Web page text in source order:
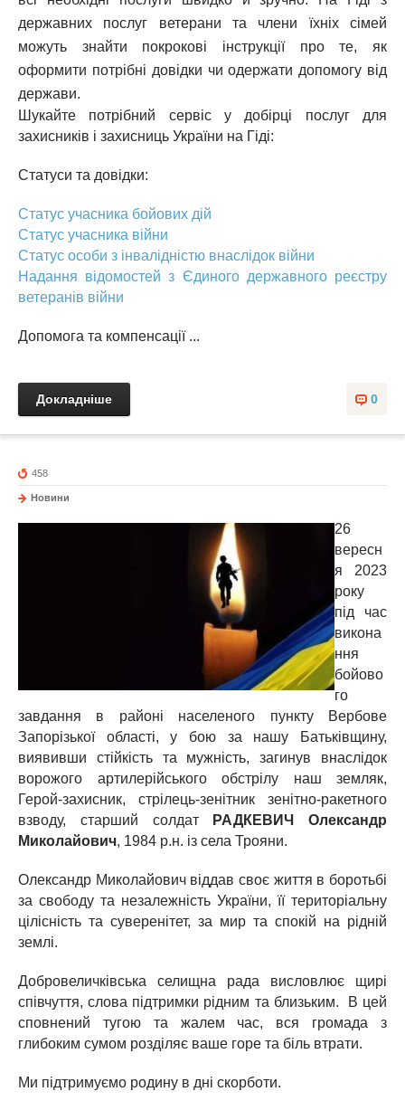
державних послуг ветерани та члени їхніх сімей
можуть знайти покрокові інструкції про те, як
оформити потрібні довідки чи одержати допомогу від
держави.
Шукайте потрібний сервіс у добірці послуг для
захисників і захисниць України на Гіді:
Статуси та довідки:
Статус учасника бойових дій
Статус учасника війни
Статус особи з інвалідністю внаслідок війни
Надання відомостей з Єдиного державного реєстру
ветеранів війни
Допомога та компенсації ...
0
Докладніше
458
Новини
26
вересн
я 2023
року
під час
викона
ння
бойово
го
завдання в районі населеного пункту Вербове
Запорізької області, у бою за нашу Батьківщину,
виявивши стійкість та мужність, загинув внаслідок
ворожого артилерійського обстрілу наш земляк,
Герой-захисник, стрілець-зенітник зенітно-ракетного
взводу, старший солдат
РАДКЕВИЧ Олександр
Миколайович, 1984 р.н. із села Трояни.
Олександр Миколайович віддав своє життя в боротьбі
за свободу та незалежність України, її територіальну
цілісність та суверенітет, за мир та спокій на рідній
землі.
Добровеличківська селищна рада висловлює щирі
співчуття, слова підтримки рідним та близьким. В цей
сповнений тугою та жалем час, вся громада з
глибоким сумом розділяє ваше горе та біль втрати.
Ми підтримуємо родину в дні скорботи.